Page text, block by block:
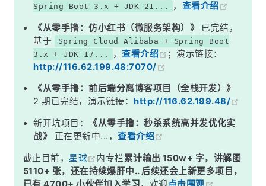
Spring Boot 3.x + JDK 21...
， 查看介绍
《从零手撸：仿小红书（微服务架构）》
已完结，
基于
Spring Cloud Alibaba + Spring Boot
3.x + JDK 17...
，查看介绍
；演示链接：
http://116.62.199.48:7070/
《从零手撸：前后端分离博客项目（全栈开发）》
2 期已完结，演示链接： http://116.62.199.48/
新开坑项目：
《从零手撸：秒杀系统高并发优化实
战》
正在更新中...，查看介绍
截止目前， 星球 内专栏累计输出 150w+ 字，讲解图
5110+ 张，还在持续爆肝中.. 后续还会上新更多项目，